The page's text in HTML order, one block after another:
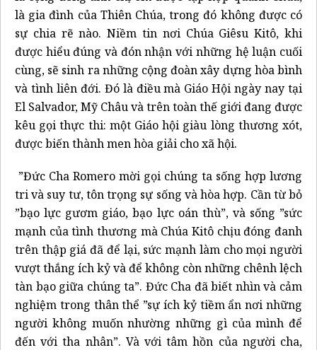
là gia đình của Thiên Chúa, trong đó không được có
sự chia rẽ nào. Niềm tin nơi Chúa Giêsu Kitô, khi
được hiểu đúng và đón nhận với những hệ luận cuối
cùng, sẽ sinh ra những cộng đoàn xây dựng hòa bình
và tình liên đới. Đó là điều mà Giáo Hội ngày nay tại
El Salvador, Mỹ Châu và trên toàn thế giới đang được
kêu gọi thực thi: một Giáo hội giàu lòng thương xót,
được biến thành men hòa giải cho xã hội.
”Đức Cha Romero mời gọi chúng ta sống hợp lương
tri và suy tư, tôn trọng sự sống và hòa hợp. Cần từ bỏ
”bạo lực gươm giáo, bạo lực oán thù”, và sống ”sức
mạnh của tình thương mà Chúa Kitô chịu đóng đanh
trên thập giá đã để lại, sức mạnh làm cho mọi người
vượt thắng ích kỷ và để không còn những chênh lệch
tàn bạo giữa chúng ta”. Đức Cha đã biết nhìn và cảm
nghiệm trong thân thể ”sự ích kỷ tiềm ẩn nơi những
người không muốn nhường những gì của mình để
đến với tha nhân”. Và với tâm hồn của người cha,